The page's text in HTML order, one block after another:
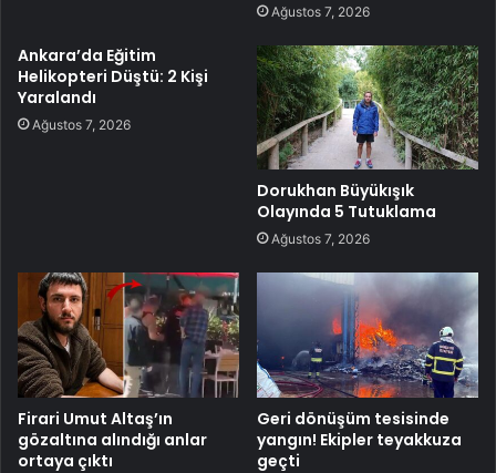
Ağustos 7, 2026
Ankara’da Eğitim
Helikopteri Düştü: 2 Kişi
Yaralandı
Ağustos 7, 2026
Dorukhan Büyükışık
Olayında 5 Tutuklama
Ağustos 7, 2026
Firari Umut Altaş’ın
gözaltına alındığı anlar
ortaya çıktı
Geri dönüşüm tesisinde
yangın! Ekipler teyakkuza
geçti